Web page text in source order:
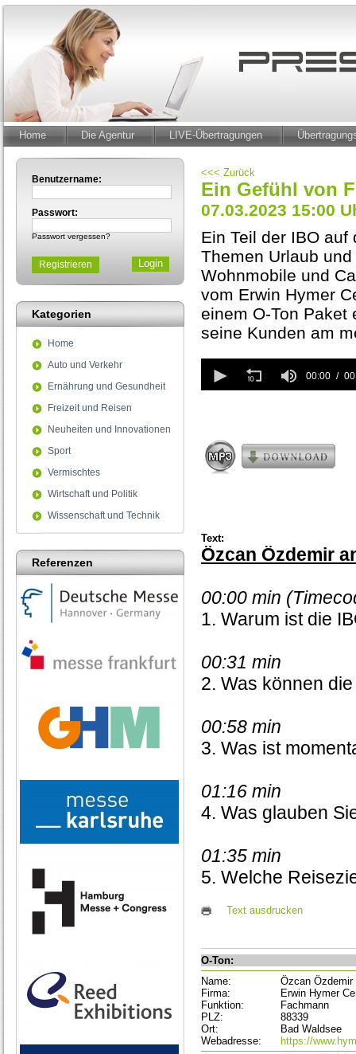
Home Die Agentur LIVE-Übertragungen
Benutzername:
Passwort:
Passwort vergessen?
Registrieren
Kategorien
Home
Auto und Verkehr
Ernährung und Gesundheit
Freizeit und Reisen
Neuheiten und Innovationen
Sport
Vermischtes
Wirtschaft und Politik
Wissenschaft und Technik
Referenzen
<<< Zurück
Ein Gefühl von
07.03.2023 15:00
Ein Teil der IBO
Themen Urlaub
Wohnmobile und
vom Erwin Hymer
einem O-Ton Paket
seine Kunden am
seconds
of
00:00
Text:
Özcan Özdemir
00:00 min
1. Warum ist die
00:31 min
2. Was können
00:58 min
3. Was ist
01:16 min
4. Was glauben
01:35 min
5. Welche
Text ausdrucken
O-Ton:
Name:
Özcan Özdemir
Firma:
Erwin Hymer
Funktion:
Fachmann
PLZ:
88339
Ort:
Bad Waldsee
Webadresse:
https://